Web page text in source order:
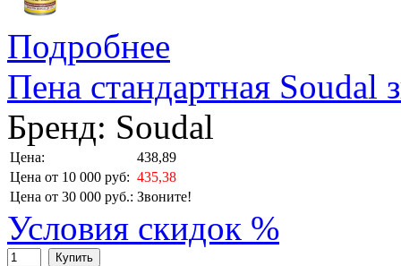
Подробнее
Пена стандартная Soudal
Бренд: Soudal
Цена:
438,89
Цена от 10 000 руб: 435,38
Цена от 30 000 руб.: Звоните!
Условия скидок %
Купить